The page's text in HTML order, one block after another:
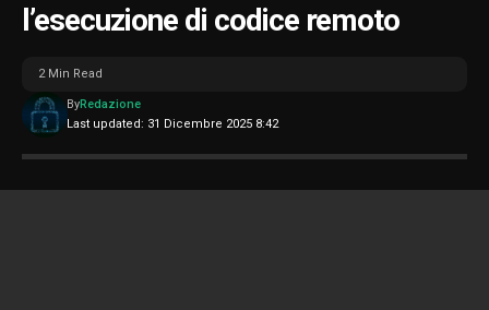
l’esecuzione di codice remoto
Last updated: 31 Dicembre 2025 8:42
ByRedazione
2 Min Read